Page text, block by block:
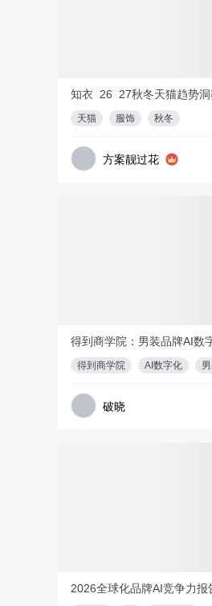
天猫 服饰 秋冬
方案靓过花
得到商学院 AI数字化
破晓
2026全球化品牌AI竞争力报